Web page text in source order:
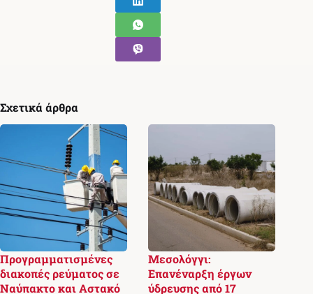
Σχετικά άρθρα
Προγραμματισμένες
διακοπές ρεύματος σε
Ναύπακτο και Αστακό
Μεσολόγγι:
Επανέναρξη έργων
ύδρευσης από 17